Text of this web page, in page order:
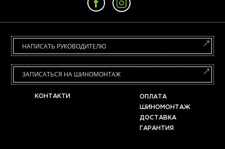
НАПИСАТЬ РУКОВОДИТЕЛЮ
ЗАПИСАТЬСЯ НА ШИНОМОНТАЖ
КОНТАКТИ
ОПЛАТА
ШИНОМОНТАЖ
ДОСТАВКА
ГАРАНТИЯ